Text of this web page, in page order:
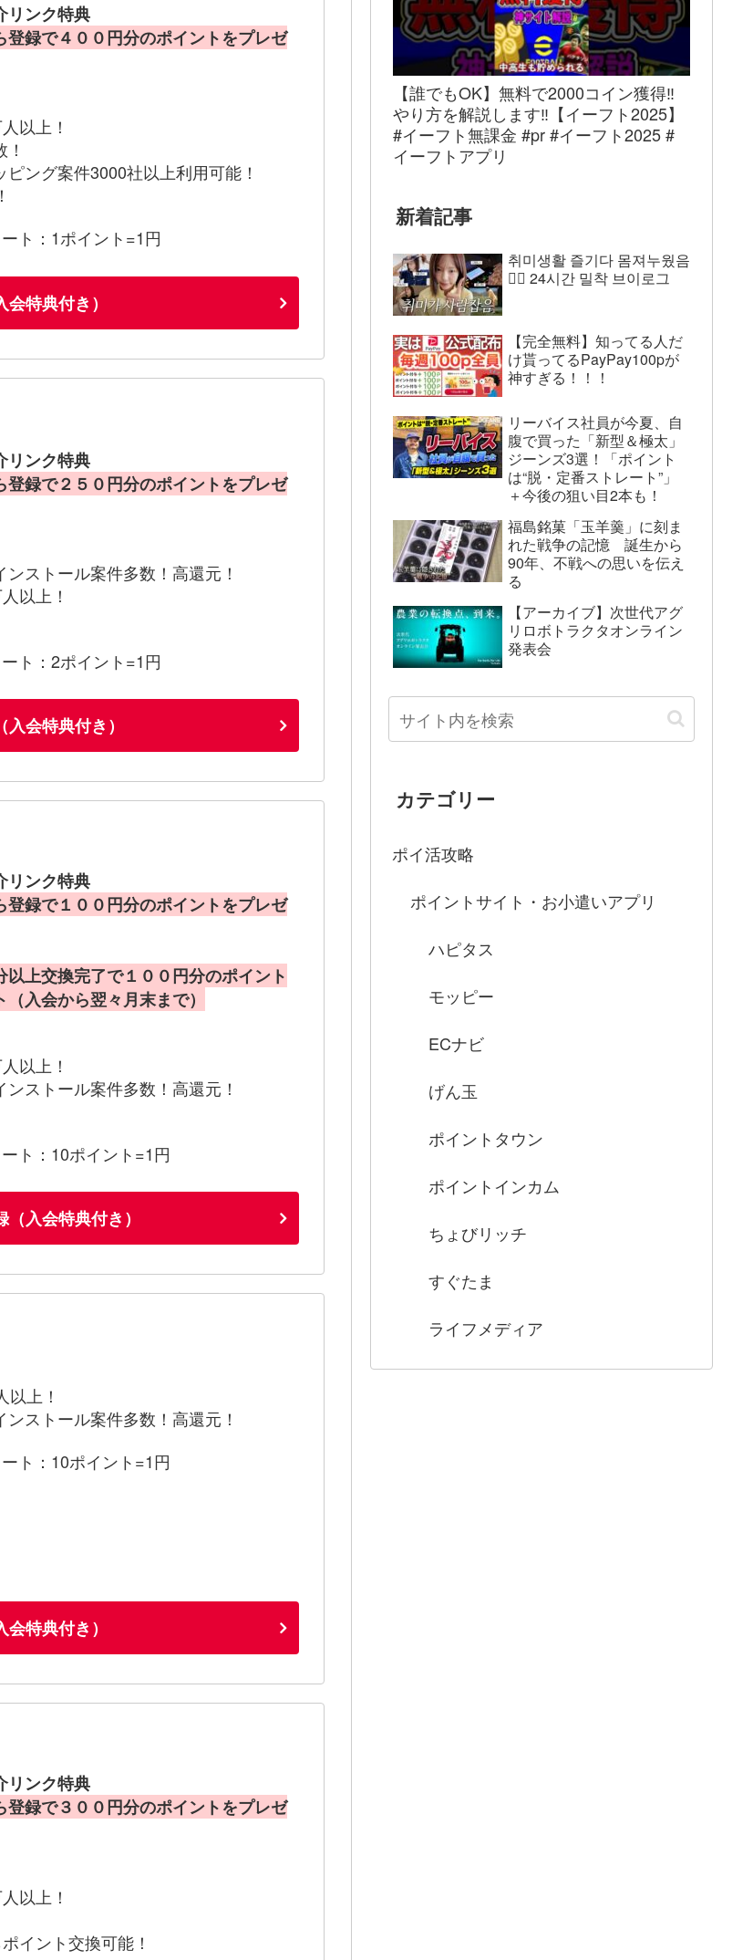
リンク特典
登録で４００円分のポイントをプレゼ
以上！
ピング案件3000社以上利用可能！
ト：1ポイント=1円
特典付き）
リンク特典
登録で２５０円分のポイントをプレゼ
ストール案件多数！高還元！
以上！
ト：2ポイント=1円
会特典付き）
リンク特典
登録で１００円分のポイントをプレゼ
以上交換完了で１００円分のポイント
入会から翌々月末まで）
以上！
ストール案件多数！高還元！
ト：10ポイント=1円
入会特典付き）
以上！
ストール案件多数！高還元！
ト：10ポイント=1円
特典付き）
リンク特典
登録で３００円分のポイントをプレゼ
以上！
イント交換可能！
【誰でもOK】無料で2000コイン獲得‼︎
やり方を解説します‼︎【イーフト2025】
#イーフト無課金 #pr #イーフト2025 #
イーフトアプリ
新着記事
취미생활 즐기다 몸져누웠음
😵‍💫 24시간 밀착 브이로그
【完全無料】知ってる人だ
け貰ってるPayPay100pが
神すぎる！！！
リーバイス社員が今夏、自
腹で買った「新型＆極太」
ジーンズ3選！「ポイント
は“脱・定番ストレート”」
＋今後の狙い目2本も！
福島銘菓「玉羊羹」に刻ま
れた戦争の記憶 誕生から
90年、不戦への思いを伝え
る
【アーカイブ】次世代アグ
リロボトラクタオンライン
発表会
カテゴリー
ポイ活攻略
ポイントサイト・お小遣いアプリ
ハピタス
モッピー
ECナビ
げん玉
ポイントタウン
ポイントインカム
ちょびリッチ
すぐたま
ライフメディア